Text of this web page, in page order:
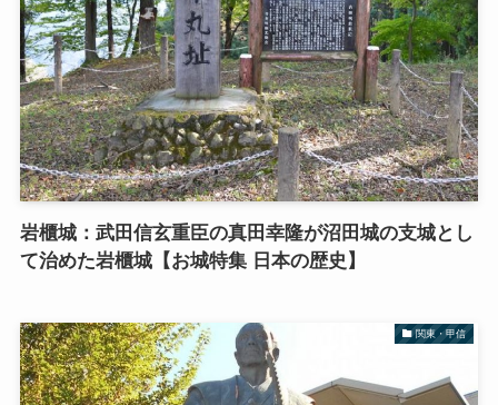
岩櫃城：武田信玄重臣の真田幸隆が沼田城の支城とし
て治めた岩櫃城【お城特集 日本の歴史】
関東・甲信